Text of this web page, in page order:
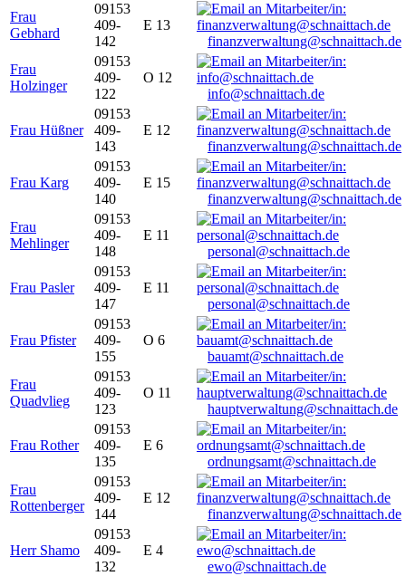
Frau
Gebhard
09153
409-
142
E 13
finanzverwaltung@schnaittach.de
Frau
Holzinger
09153
409-
122
O 12
info@schnaittach.de
Frau Hüßner
09153
409-
143
E 12
finanzverwaltung@schnaittach.de
Frau Karg
09153
409-
140
E 15
finanzverwaltung@schnaittach.de
Frau
Mehlinger
09153
409-
148
E 11
personal@schnaittach.de
Frau Pasler
09153
409-
147
E 11
personal@schnaittach.de
Frau Pfister
09153
409-
155
O 6
bauamt@schnaittach.de
Frau
Quadvlieg
09153
409-
123
O 11
hauptverwaltung@schnaittach.de
Frau Rother
09153
409-
135
E 6
ordnungsamt@schnaittach.de
Frau
Rottenberger
09153
409-
144
E 12
finanzverwaltung@schnaittach.de
Herr Shamo
09153
409-
132
E 4
ewo@schnaittach.de